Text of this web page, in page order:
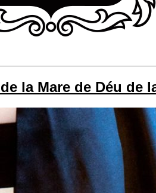
la Mare de Déu de